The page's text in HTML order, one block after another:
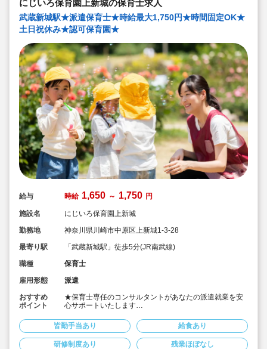
にじいろ保育園上新城の保育士求人
武蔵新城駅★派遣保育士★時給最大1,750円★時間固定OK★
土日祝休み★認可保育園★
給与 時給 1,650 ～ 1,750 円
施設名
にじいろ保育園上新城
勤務地
神奈川県川崎市中原区上新城1-3-28
最寄り駅
「武蔵新城駅」徒歩5分(JR南武線)
職種
保育士
雇用形態
派遣
おすすめ
ポイント
★保育士専任のコンサルタントがあなたの派遣就業を安
心サポートいたします
★時給1,650円～1,750円、別途交通費支給！
★時間固定＆土日祝休み！
★ワークライフバランス重視してご勤務いただけます
★４月スタートOK！
皆勤手当あり 給食あり
研修制度あり 残業ほぼなし